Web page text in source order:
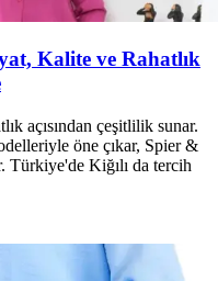
Kalite ve Rahatlık
açısından çeşitlilik sunar.
öne çıkar, Spier &
Türkiye'de Kiğılı da tercih